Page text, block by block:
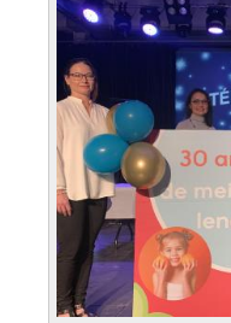
À propos
Mission et
Services
Plateaux de
Conseil